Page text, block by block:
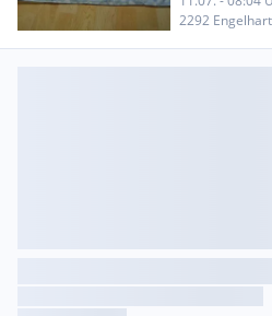
2292